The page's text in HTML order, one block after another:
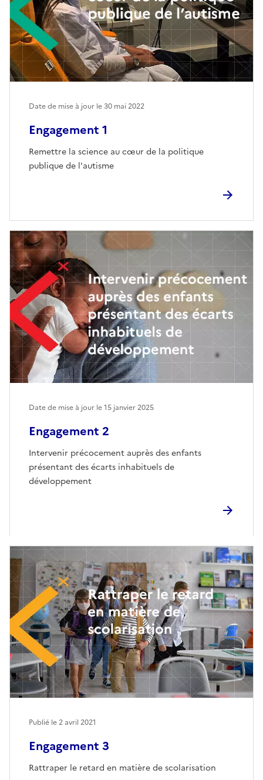
Engagement 1
Remettre la science au cœur de la politique
publique de l'autisme
Date de mise à jour le30 mai 2022
Engagement 2
Intervenir précocement auprès des enfants
présentant des écarts inhabituels de
développement
Date de mise à jour le15 janvier 2025
Engagement 3
Rattraper le retard en matière de scolarisation
Publié le2 avril 2021